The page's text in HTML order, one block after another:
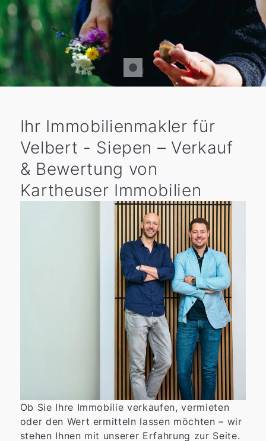
Ihr Immobilienmakler für
Velbert - Siepen – Verkauf
& Bewertung von
Kartheuser Immobilien
Ob Sie Ihre Immobilie verkaufen, vermieten
oder den Wert ermitteln lassen möchten – wir
stehen Ihnen mit unserer Erfahrung zur Seite.